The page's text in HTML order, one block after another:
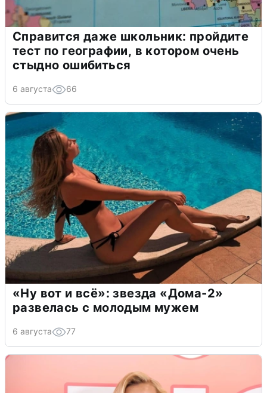
Справится даже школьник: пройдите
тест по географии, в котором очень
стыдно ошибиться
6 августа 66
«Ну вот и всё»: звезда «Дома-2»
развелась с молодым мужем
6 августа 77